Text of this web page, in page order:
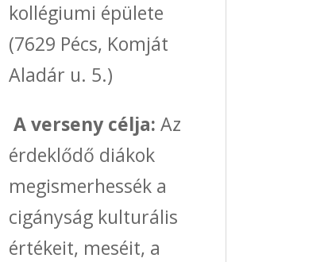
kollégiumi épülete
(7629 Pécs, Komját
Aladár u. 5.)
A verseny célja: Az
érdeklődő diákok
megismerhessék a
cigányság kulturális
értékeit, meséit, a